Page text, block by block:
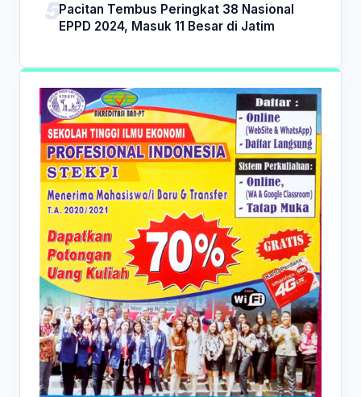
Pacitan Tembus Peringkat 38 Nasional
EPPD 2024, Masuk 11 Besar di Jatim